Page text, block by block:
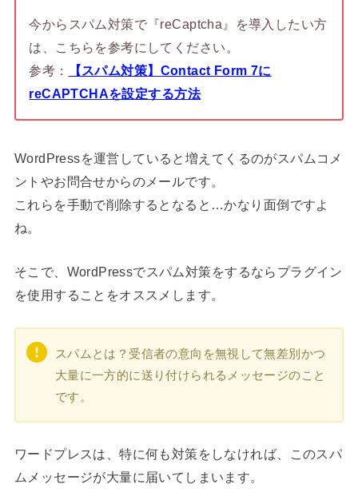
今からスパム対策で『reCaptcha』を導入したい方
は、こちらを参考にしてください。
参考：
【スパム対策】Contact Form 7に
reCAPTCHAを設定する方法
WordPressを運営していると増えてくるのがスパムコメ
ントやお問合せからのメールです。
これらを手動で削除するとなると…かなり面倒ですよ
ね。
そこで、WordPressでスパム対策をするならプラグイン
を使用することをオススメします。
スパムとは？受信者の意向を無視して無差別かつ
大量に一方的に送り付けられるメッセージのこと
です。
ワードプレスは、特に何も対策をしなければ、このスパ
ムメッセージが大量に届いてしまいます。